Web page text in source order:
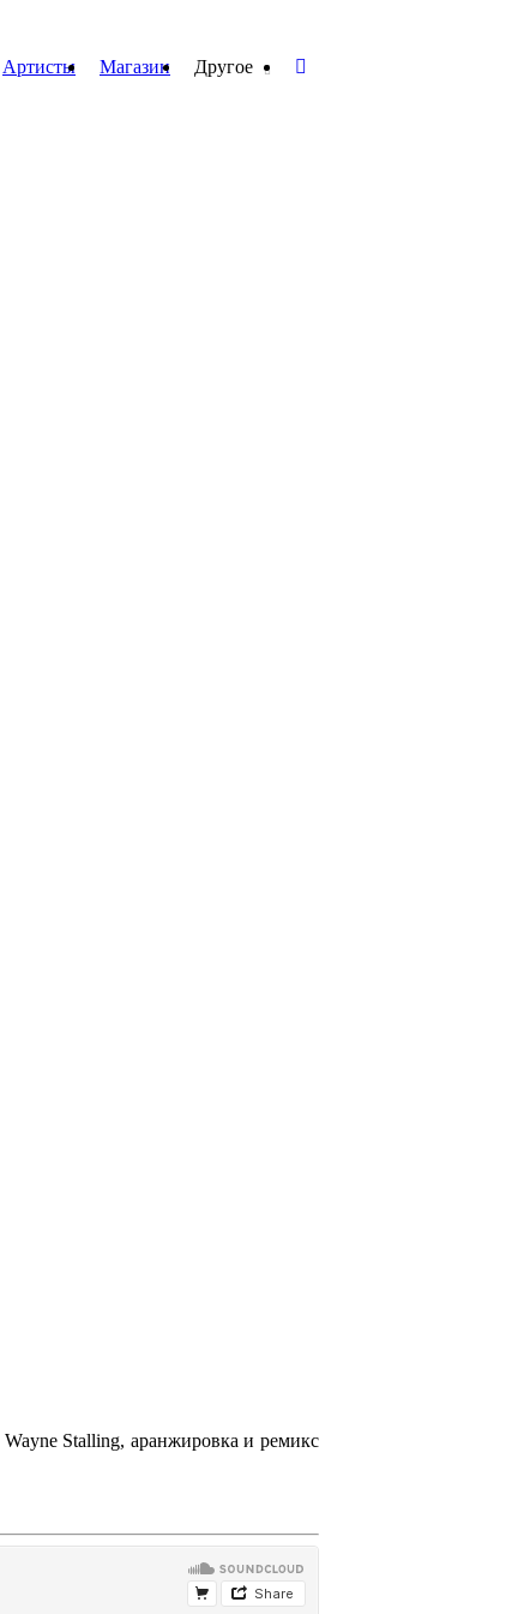
Артисты Магазин Другое
Wayne Stalling, аранжировка и ремикс